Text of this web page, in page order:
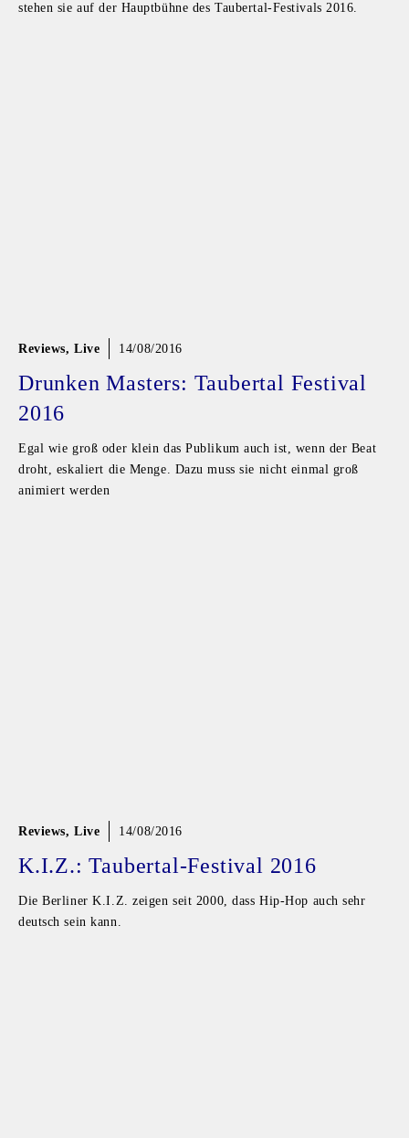
stehen sie auf der Hauptbühne des Taubertal-Festivals 2016.
Reviews,Live 14/08/2016
Drunken Masters: Taubertal Festival
2016
Egal wie groß oder klein das Publikum auch ist, wenn der Beat
droht, eskaliert die Menge. Dazu muss sie nicht einmal groß
animiert werden
Reviews,Live 14/08/2016
K.I.Z.: Taubertal-Festival 2016
Die Berliner K.I.Z. zeigen seit 2000, dass Hip-Hop auch sehr
deutsch sein kann.